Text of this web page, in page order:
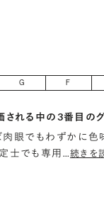
G F
される中の3番目の
眼でもわずかに色
士でも専用…続きを